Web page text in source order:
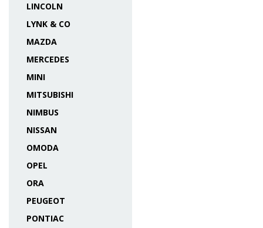
LINCOLN
LYNK & CO
MAZDA
MERCEDES
MINI
MITSUBISHI
NIMBUS
NISSAN
OMODA
OPEL
ORA
PEUGEOT
PONTIAC